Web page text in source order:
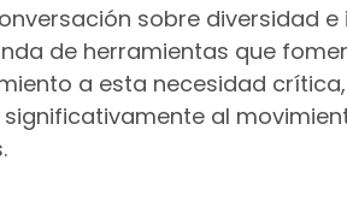
sobre diversidad
de herramientas que
a esta necesidad
al